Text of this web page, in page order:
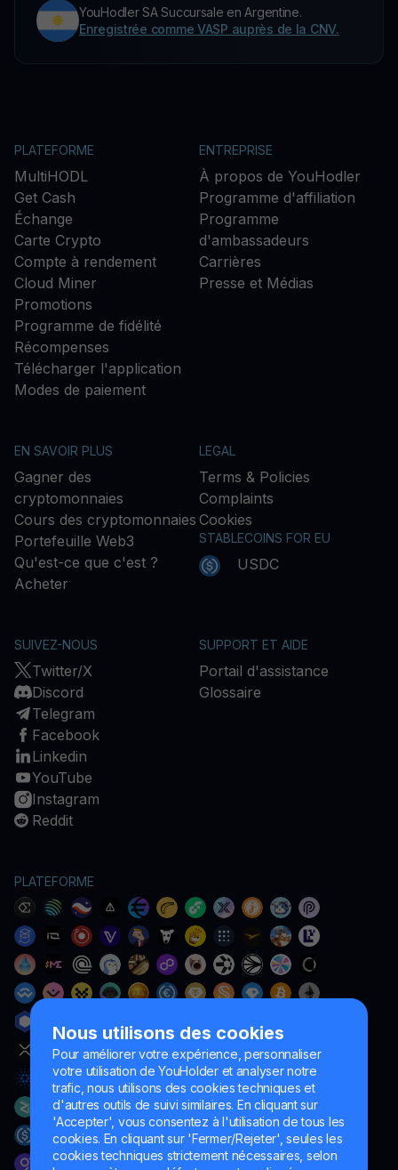
Nous utilisons des cookies
Pour améliorer votre expérience, personnaliser
votre utilisation de YouHolder et analyser notre
trafic, nous utilisons des cookies techniques et
d'autres outils de suivi similaires. En cliquant sur
'Accepter', vous consentez à l'utilisation de tous les
cookies. En cliquant sur 'Fermer/Rejeter', seules les
cookies techniques strictement nécessaires, selon
YouHodler SA Succursale en Argentine.
Enregistrée comme VASP auprès de la CNV.
PLATEFORME
MultiHODL
Get Cash
Échange
Carte Crypto
Compte à rendement
Cloud Miner
Promotions
Programme de fidélité
Récompenses
Télécharger l'application
Modes de paiement
ENTREPRISE
À propos de YouHodler
Programme d'affiliation
Programme
d'ambassadeurs
Carrières
Presse et Médias
EN SAVOIR PLUS
Gagner des
cryptomonnaies
Cours des cryptomonnaies
Portefeuille Web3
Qu'est-ce que c'est ?
Acheter
LEGAL
Terms & Policies
Complaints
Cookies
STABLECOINS FOR EU
USDC
SUIVEZ-NOUS
Twitter/X
Discord
Telegram
Facebook
Linkedin
YouTube
Instagram
Reddit
SUPPORT ET AIDE
Portail d'assistance
Glossaire
PLATEFORME